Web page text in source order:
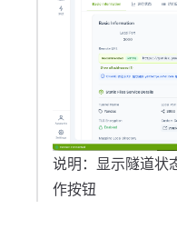
说明：显示隧道状
作按钮